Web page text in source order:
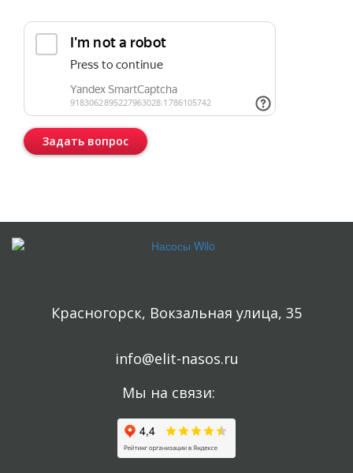
Задать вопрос
Красногорск, Вокзальная улица, 35
info@elit-nasos.ru
Мы на связи: